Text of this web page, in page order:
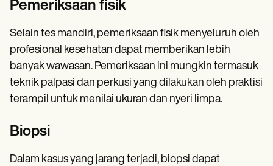
Pemeriksaan fisik
Selain tes mandiri, pemeriksaan fisik menyeluruh oleh
profesional kesehatan dapat memberikan lebih
banyak wawasan. Pemeriksaan ini mungkin termasuk
teknik palpasi dan perkusi yang dilakukan oleh praktisi
terampil untuk menilai ukuran dan nyeri limpa.
Biopsi
Dalam kasus yang jarang terjadi, biopsi dapat